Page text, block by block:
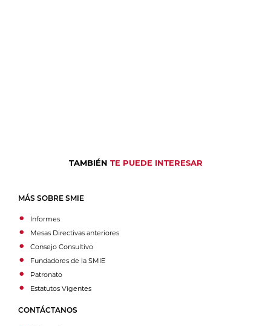
TAMBIÉN TE PUEDE INTERESAR
MÁS SOBRE SMIE
Informes
Mesas Directivas anteriores
Consejo Consultivo
Fundadores de la SMIE
Patronato
Estatutos Vigentes
CONTÁCTANOS